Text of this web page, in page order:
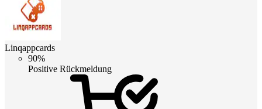
Linqappcards
90%
Positive Rückmeldung